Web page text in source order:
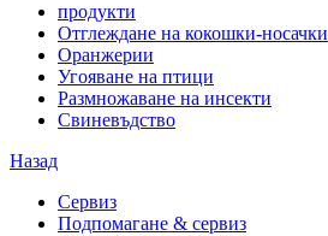
продукти
Отглеждане на кокошки-носачки
Оранжерии
Угояване на птици
Размножаване на инсекти
Свиневъдство
Назад
Сервиз
Подпомагане & сервиз